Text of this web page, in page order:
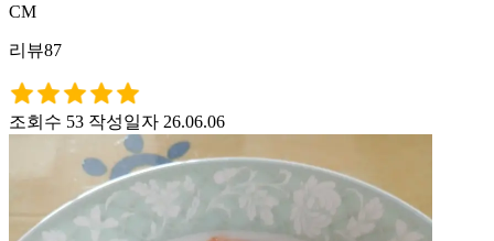
CM
리뷰87
조회수 53 작성일자 26.06.06